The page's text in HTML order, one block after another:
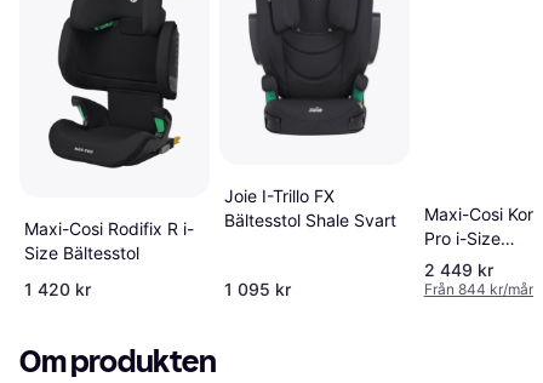
Maxi-Cosi Rodifix R i-
Size Bältesstol
1 420 kr
Joie I-Trillo FX
Bältesstol Shale Svart
1 095 kr
Maxi-Cosi Kore
Pro i-Size
Authentic
Graphite
2 449 kr
Från 844 kr/mån
Om produkten